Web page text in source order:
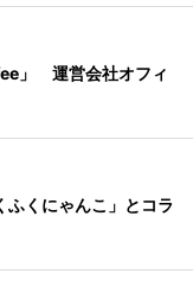
」 運営会社オフィ
ふくにゃんこ」とコラ